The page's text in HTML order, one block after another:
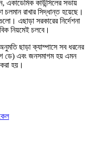
একাডেমিক কাউন্সিলের সভায়
চলমান রাখার সিদ্ধান্ত হয়েছে।
এছাড়া সরকারের নির্দেশনা
নিয়মেই চলবে।
ছাড়া ক্যাম্পাসে সব ধরনের
ডে) এবং জনসমাগম হয় এমন
হয়।